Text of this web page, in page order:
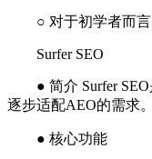
○ 对于初学者而言
Surfer SEO
● 简介 Surfer SEO
逐步适配AEO的需求。
● 核心功能